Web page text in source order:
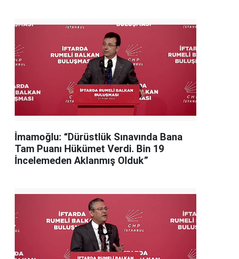
İmamoğlu: “Dürüstlük Sınavında Bana
Tam Puanı Hükümet Verdi. Bin 19
İncelemeden Aklanmış Olduk”